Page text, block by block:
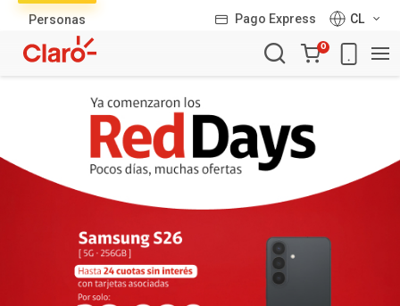
Personas Pago Express
CL
Carro
de
0
productos